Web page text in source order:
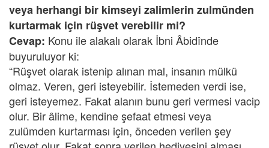
veya herhangi bir kimseyi zalimlerin zulmünden
kurtarmak için rüşvet verebilir mi?
Cevap: Konu ile alakalı olarak İbni Âbidînde
buyuruluyor ki:
“Rüşvet olarak istenip alınan mal, insanın mülkü
olmaz. Veren, geri isteyebilir. İstemeden verdi ise,
geri isteyemez. Fakat alanın bunu geri vermesi vacip
olur. Bir âlime, kendine şefaat etmesi veya
zulümden kurtarması için, önceden verilen şey